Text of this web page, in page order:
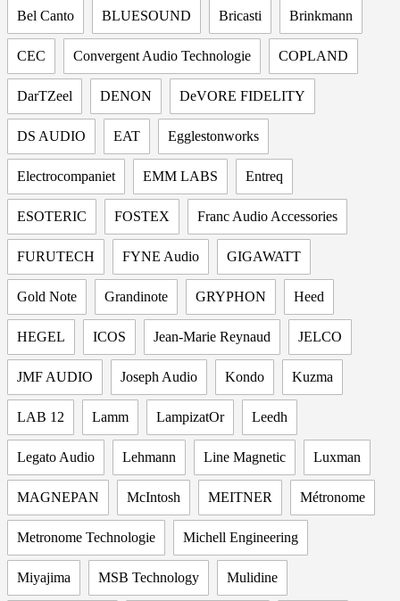
Bel Canto BLUESOUND Bricasti Brinkmann
CEC Convergent Audio Technologie COPLAND
DarTZeel DENON DeVORE FIDELITY
DS AUDIO EAT Egglestonworks
Electrocompaniet EMM LABS Entreq
ESOTERIC FOSTEX Franc Audio Accessories
FURUTECH FYNE Audio GIGAWATT
Gold Note Grandinote GRYPHON Heed
HEGEL ICOS Jean-Marie Reynaud JELCO
JMF AUDIO Joseph Audio Kondo Kuzma
LAB 12 Lamm LampizatOr Leedh
Legato Audio Lehmann Line Magnetic Luxman
MAGNEPAN McIntosh MEITNER Métronome
Metronome Technologie Michell Engineering
Miyajima MSB Technology Mulidine